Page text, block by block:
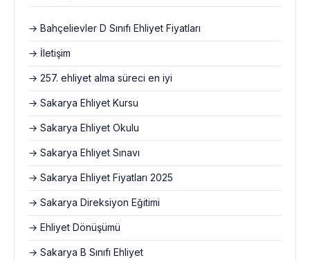
→ Bahçelievler D Sınıfı Ehliyet Fiyatları
→ İletişim
→ 257. ehliyet alma süreci en iyi
→ Sakarya Ehliyet Kursu
→ Sakarya Ehliyet Okulu
→ Sakarya Ehliyet Sınavı
→ Sakarya Ehliyet Fiyatları 2025
→ Sakarya Direksiyon Eğitimi
→ Ehliyet Dönüşümü
→ Sakarya B Sınıfı Ehliyet